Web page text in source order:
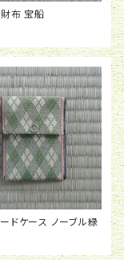
財布 宝船
ードケース ノーブル緑